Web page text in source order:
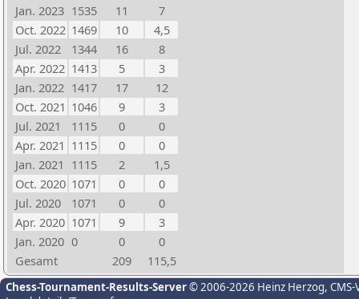
Jan. 2023 1535 11
7
Oct. 2022 1469 10
4,5
Jul. 2022
1344 16
8
Apr. 2022 1413 5
3
Jan. 2022 1417 17
12
Oct. 2021 1046 9
3
Jul. 2021
1115 0
0
Apr. 2021 1115 0
0
Jan. 2021 1115 2
1,5
Oct. 2020 1071 0
0
Jul. 2020
1071 0
0
Apr. 2020 1071 9
3
Jan. 2020 0 0
0
Gesamt
209 115,5
Chess-Tournament-Results-Server© 2006-2026 Heinz Herzog,